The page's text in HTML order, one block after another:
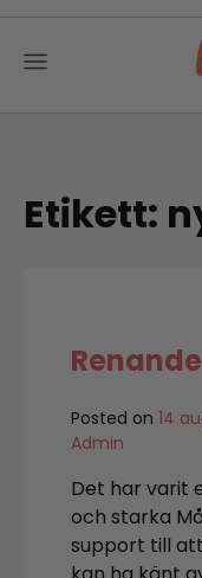
Etikett:
Posted on 14
Admin
Det har varit
och starka
support till